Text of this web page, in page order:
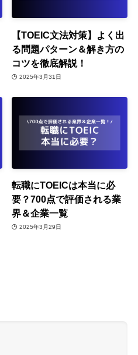
【TOEIC文法対策】よく出
る問題パターン＆解き方の
コツを徹底解説！
2025年3月31日
転職にTOEICは本当に必
要？700点で評価される業
界＆企業一覧
2025年3月29日